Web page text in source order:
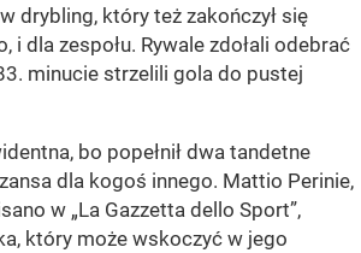
drybling, który też zakończył się
i dla zespołu. Rywale zdołali odebrać
minucie strzelili gola do pustej
bo popełnił dwa tandetne
dla kogoś innego. Mattio Perinie,
w „La Gazzetta dello Sport”,
który może wskoczyć w jego